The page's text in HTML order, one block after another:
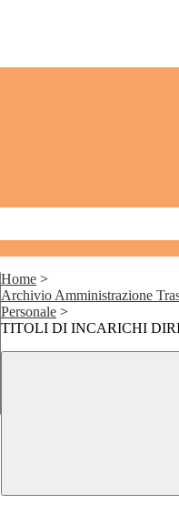
Home >
Archivio Amministrazione
Personale >
TITOLI DI INCARICHI